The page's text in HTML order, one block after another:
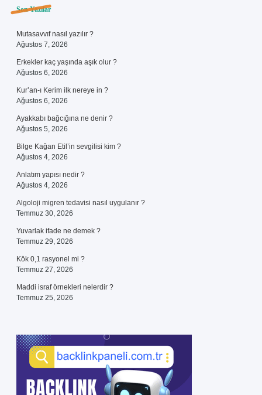
Sidebar
Son Yazılar
Mutasavvıf nasıl yazılır ?
Ağustos 7, 2026
Erkekler kaç yaşında aşık olur ?
Ağustos 6, 2026
Kur’an-ı Kerim ilk nereye in ?
Ağustos 6, 2026
Ayakkabı bağcığına ne denir ?
Ağustos 5, 2026
Bilge Kağan Etil’in sevgilisi kim ?
Ağustos 4, 2026
Anlatım yapısı nedir ?
Ağustos 4, 2026
Algoloji migren tedavisi nasıl uygulanır ?
Temmuz 30, 2026
Yuvarlak ifade ne demek ?
Temmuz 29, 2026
Kök 0,1 rasyonel mi ?
Temmuz 27, 2026
Maddi israf örnekleri nelerdir ?
Temmuz 25, 2026